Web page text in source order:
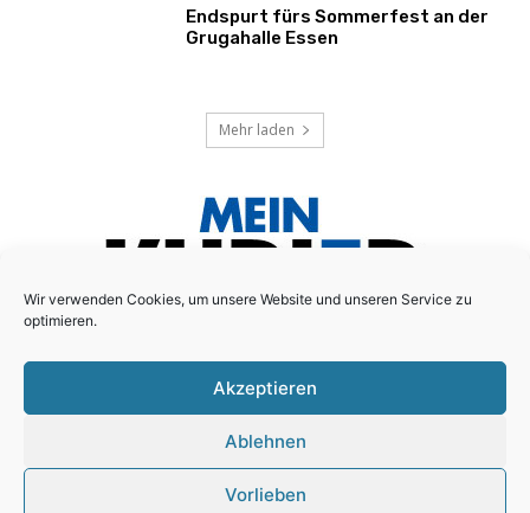
Wir verwenden Cookies, um unsere Website und unseren Service zu
optimieren.
Akzeptieren
Ablehnen
Vorlieben
Endspurt fürs Sommerfest an der
Grugahalle Essen
Mehr laden
Schreiben Sie uns:redaktion@mein-kurier.ruhr